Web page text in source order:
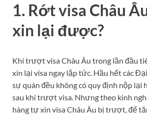
1. Rớt visa Châu
xin lại được?
Khi trượt visa Châu Âu trong lần đầu
xin lại visa ngay lập tức. Hầu hết các
sự quán đều không có quy định nộp lại
sau khi trượt visa. Nhưng theo kinh
hàng tự xin visa Châu Âu bị trượt, để